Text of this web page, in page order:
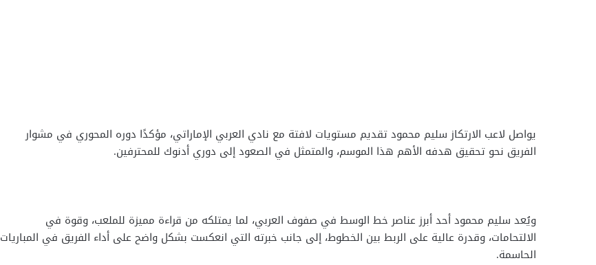
يواصل لاعب الارتكاز سليم محمود تقديم مستويات لافتة مع نادي العربي الإماراتي، مؤكدًا دوره المحوري في مشوار
الفريق نحو تحقيق هدفه الأهم هذا الموسم، والمتمثل في الصعود إلى دوري أدنوك للمحترفين.
ويُعد سليم محمود أحد أبرز عناصر خط الوسط في صفوف العربي، لما يمتلكه من قراءة مميزة للملعب، وقوة في
الالتحامات، وقدرة عالية على الربط بين الخطوط، إلى جانب خبرته التي انعكست بشكل واضح على أداء الفريق في المباريات
الحاسمة.